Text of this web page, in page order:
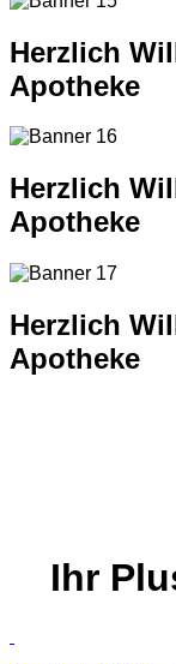
Herzlich
Apotheke
Herzlich
Apotheke
Herzlich
Apotheke
Ihr